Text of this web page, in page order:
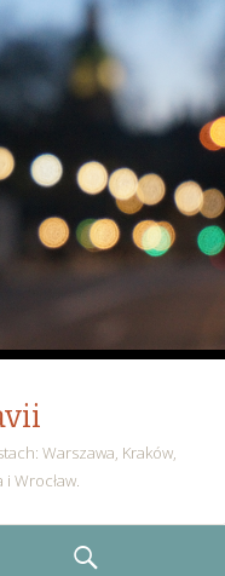
Warszawa, Kraków,
Wrocław.